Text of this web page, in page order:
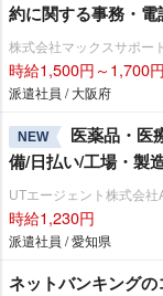
約に関する事務・電
株式会社マックスサポート
時給1,500円～1,700円
派遣社員 / 大阪府
NEW
医薬品・医
備/日払い/工場・製
UTエージェント株式会社
時給1,230円
派遣社員 / 愛知県
ネットバンキング